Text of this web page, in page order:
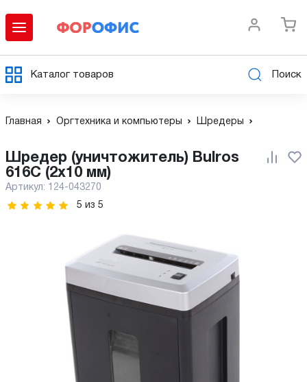
Каталог товаров Поиск
Главная Оргтехника и компьютеры Шредеры
Шредер (уничтожитель) Bulros
616C (2x10 мм)
Артикул: 124-043270
5 из 5